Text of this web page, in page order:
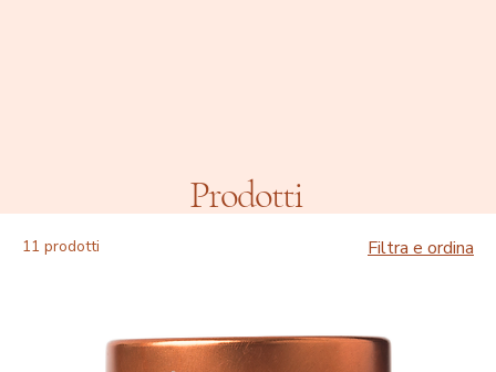
Prodotti
11 prodotti Filtra e ordina